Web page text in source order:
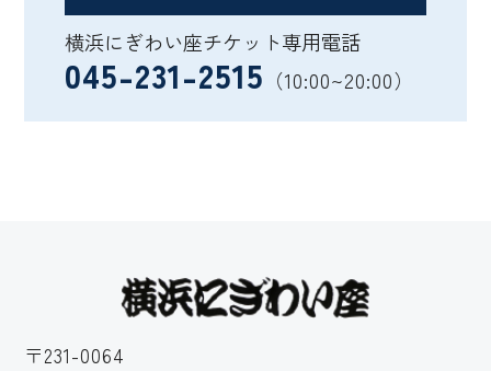
横浜にぎわい座チケット専用電話
045-231-2515 （10:00~20:00）
〒231-0064